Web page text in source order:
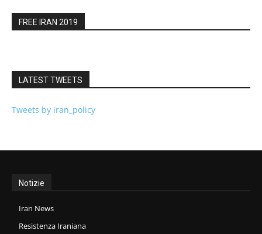
FREE IRAN 2019
LATEST TWEETS
Tweets by iran_policy
Notizie
Iran News
Resistenza Iraniana